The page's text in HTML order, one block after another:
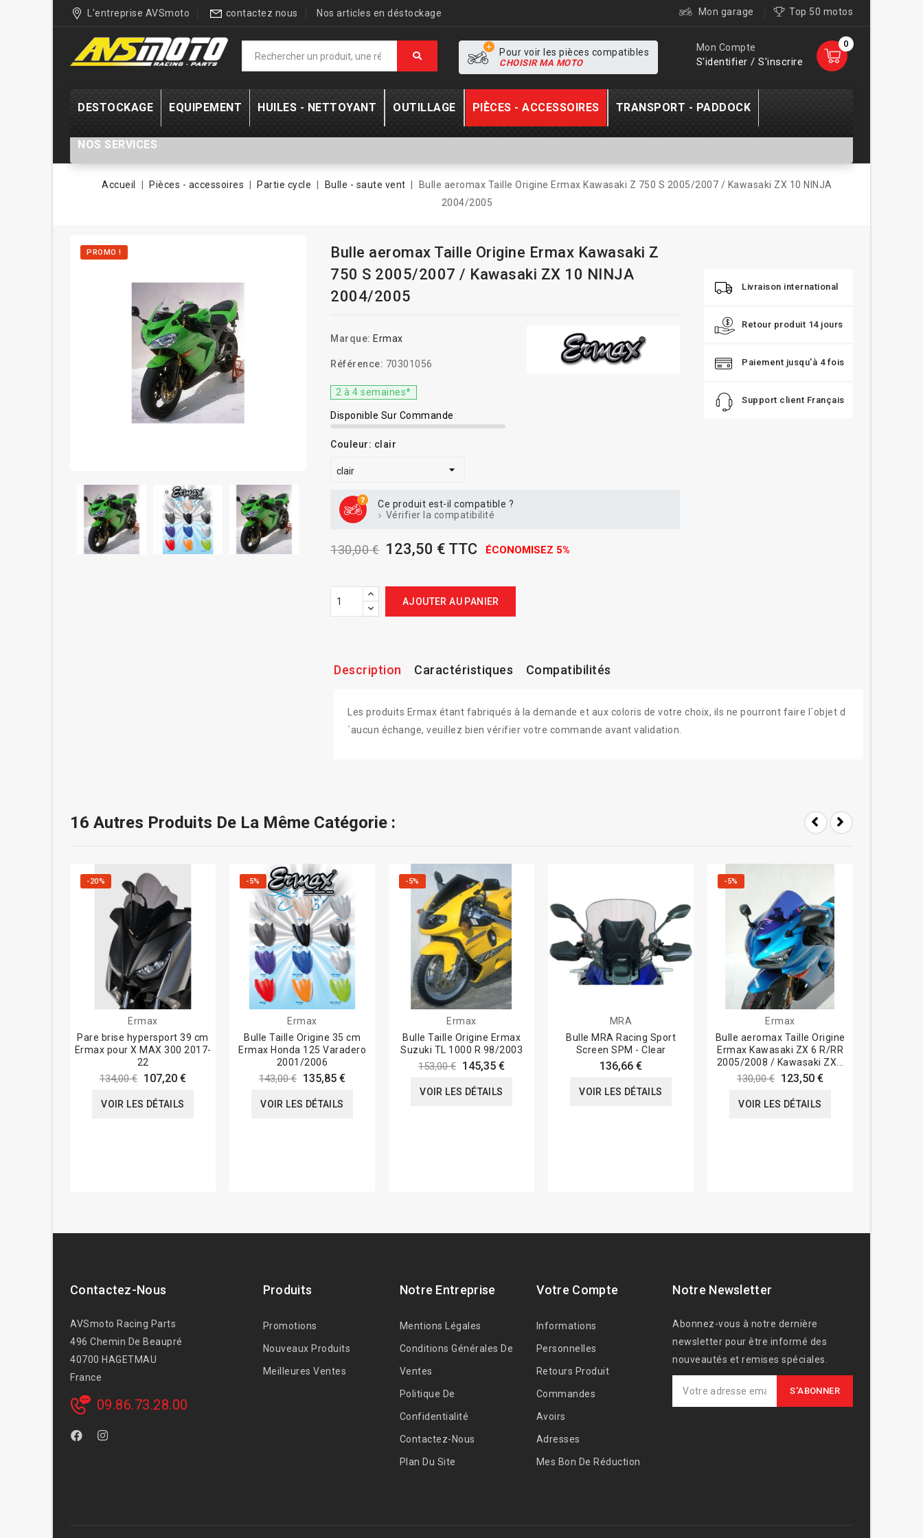
L'entreprise AVSmoto contactez nous Nos articles en déstockage Mon garage Top 50 motos
0
Mon Compte
S'identifier / S'inscrire
Pour voir les pièces compatibles
CHOISIR MA MOTO
DESTOCKAGE EQUIPEMENT HUILES - NETTOYANT OUTILLAGE PIÈCES - ACCESSOIRES TRANSPORT - PADDOCK
NOS SERVICES
Accueil Pièces - accessoires Partie cycle Bulle - saute vent
Bulle aeromax Taille Origine Ermax Kawasaki Z 750 S 2005/2007 / Kawasaki ZX 10 NINJA
2004/2005
PROMO !
Bulle aeromax Taille Origine Ermax Kawasaki Z
750 S 2005/2007 / Kawasaki ZX 10 NINJA
2004/2005
Marque: Ermax
Référence: 70301056
2 à 4 semaines*
Disponible Sur Commande
Couleur: clair
Ce produit est-il compatible ?
Vérifier la compatibilité
130,00 € 123,50 € TTC ÉCONOMISEZ 5%
AJOUTER AU PANIER
Livraison international
Retour produit 14 jours
Paiement jusqu'à 4 fois
Support client Français
Description Caractéristiques Compatibilités
Les produits Ermax étant fabriqués à la demande et aux coloris de votre choix, ils ne pourront faire l´objet d
´aucun échange, veuillez bien vérifier votre commande avant validation.
16 Autres Produits De La Même Catégorie :
-20%
Ermax
Pare brise hypersport 39 cm
Ermax pour X MAX 300 2017-
22
134,00 € 107,20 €
VOIR LES DÉTAILS
-5%
Ermax
Bulle Taille Origine 35 cm
Ermax Honda 125 Varadero
2001/2006
143,00 € 135,85 €
VOIR LES DÉTAILS
-5%
Ermax
Bulle Taille Origine Ermax
Suzuki TL 1000 R 98/2003
153,00 € 145,35 €
VOIR LES DÉTAILS
MRA
Bulle MRA Racing Sport
Screen SPM - Clear
136,66 €
VOIR LES DÉTAILS
-5%
Ermax
Bulle aeromax Taille Origine
Ermax Kawasaki ZX 6 R/RR
2005/2008 / Kawasaki ZX...
130,00 € 123,50 €
VOIR LES DÉTAILS
Contactez-Nous
AVSmoto Racing Parts
496 Chemin De Beaupré
40700 HAGETMAU
France
09.86.73.28.00
Produits
Promotions
Nouveaux Produits
Meilleures Ventes
Notre Entreprise
Mentions Légales
Conditions Générales De
Ventes
Politique De
Confidentialité
Contactez-Nous
Plan Du Site
Votre Compte
Informations
Personnelles
Retours Produit
Commandes
Avoirs
Adresses
Mes Bon De Réduction
Notre Newsletter
Abonnez-vous à notre dernière
newsletter pour être informé des
nouveautés et remises spéciales.